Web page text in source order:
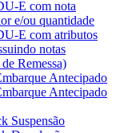
E com nota
e/ou quantidade
E com atributos
notas
Remessa)
Antecipado
Antecipado
Suspensão